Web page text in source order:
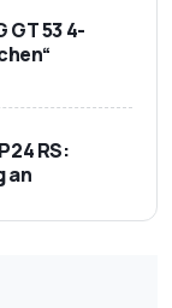
53 4-
RS:
an